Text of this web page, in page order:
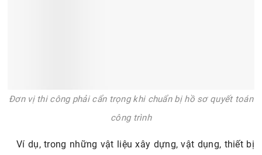
Đơn vị thi công phải cẩn trọng khi chuẩn bị hồ sơ quyết toán
công trình
Ví dụ, trong những vật liệu xây dựng, vật dụng, thiết bị